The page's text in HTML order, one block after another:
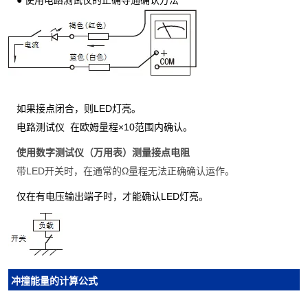
如果接点闭合，则LED灯亮。
电路测试仪 在欧姆量程×10范围内确认。
使用数字测试仪（万用表）测量接点电阻
带LED开关时，在通常的Ω量程无法正确确认运作。
仅在有电压输出端子时，才能确认LED灯亮。
冲撞能量的计算公式